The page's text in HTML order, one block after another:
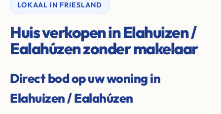
LOKAAL IN FRIESLAND
Huis verkopen in Elahuizen /
Ealahúzen zonder makelaar
Direct bod op uw woning in
Elahuizen / Ealahúzen